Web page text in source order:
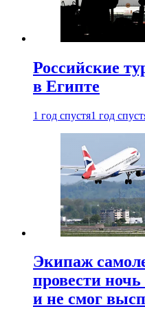
Российские
в Египте
1 год спустя1 год
Экипаж
провести ночь
и не смог